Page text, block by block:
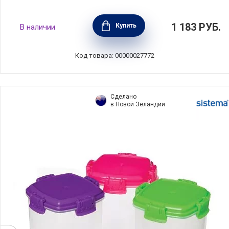
Набор из 3-х емкостей для соуса 0,035 л,
материал пластик, Sistema, Новая
Зеландия, SI21475
В наличии Купить 1 183 РУБ.
Код товара: 00000027772
Сделано
в Новой Зеландии